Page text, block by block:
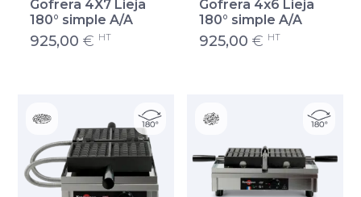
Gofrera 4X7 Lieja
180° simple A/A
925,00 € HT
Gofrera 4x6 Lieja
180° simple A/A
925,00 € HT